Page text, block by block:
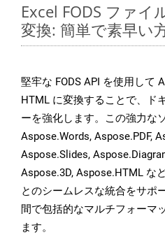
Excel FODS ファ
変換: 簡単で素早い
堅牢な FODS API を使用して
HTML に変換することで、ド
ーを強化します。この強力な
Aspose.Words, Aspose.PDF,
Aspose.Slides,
Aspose.3D, Aspose.HTML な
とのシームレスな統合をサポ
間で包括的なマルチフォーマ
ます。